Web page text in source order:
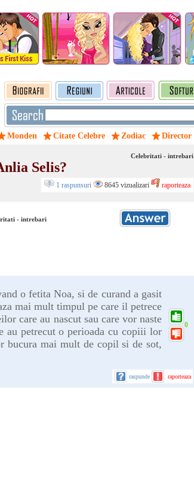
Monden Citate Celebre Zodiac Director
Celebritati - intrebari
Selis?
1 raspunsuri 8645 vizualizari raporteaza
- intrebari
o fetita Noa, si de curand a gasit
mai mult timpul pe care il petrece
care au nascut sau care vor naste
au petrecut o perioada cu copiii lor
bucura mai mult de copil si de sot,
0
raspunde raporteaza